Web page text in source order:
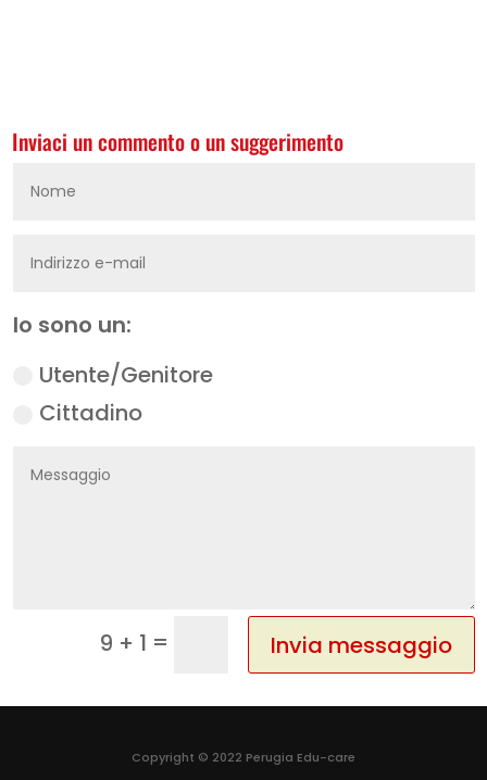
Inviaci un commento o un suggerimento
Io sono un:
Utente/Genitore
Cittadino
9 + 1 = Invia messaggio
Copyright © 2022 Perugia Edu-care